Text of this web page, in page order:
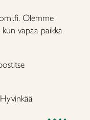
Olemme
vapaa paikka